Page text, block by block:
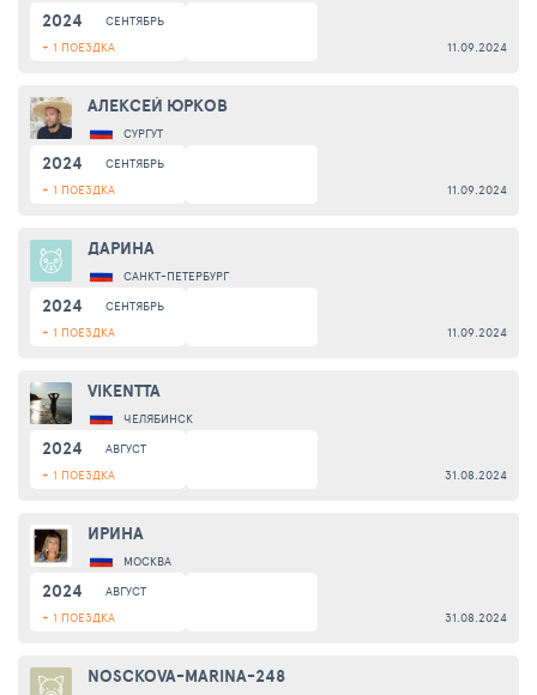
2024
СЕНТЯБРЬ
+ 1 ПОЕЗДКА
11.09.2024
АЛЕКСЕЙ ЮРКОВ
СУРГУТ
2024
СЕНТЯБРЬ
+ 1 ПОЕЗДКА
11.09.2024
ДАРИНА
САНКТ-ПЕТЕРБУРГ
2024
СЕНТЯБРЬ
+ 1 ПОЕЗДКА
11.09.2024
VIKENTTA
ЧЕЛЯБИНСК
2024
АВГУСТ
+ 1 ПОЕЗДКА
31.08.2024
ИРИНА
МОСКВА
2024
АВГУСТ
+ 1 ПОЕЗДКА
31.08.2024
NOSCKOVA-MARINA-248